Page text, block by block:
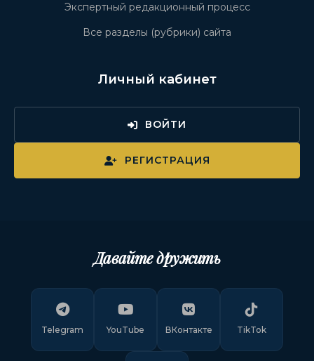
Экспертный редакционный процесс
Все разделы (рубрики) сайта
Личный кабинет
ВОЙТИ
РЕГИСТРАЦИЯ
Давайте дружить
Telegram YouTube ВКонтакте TikTok